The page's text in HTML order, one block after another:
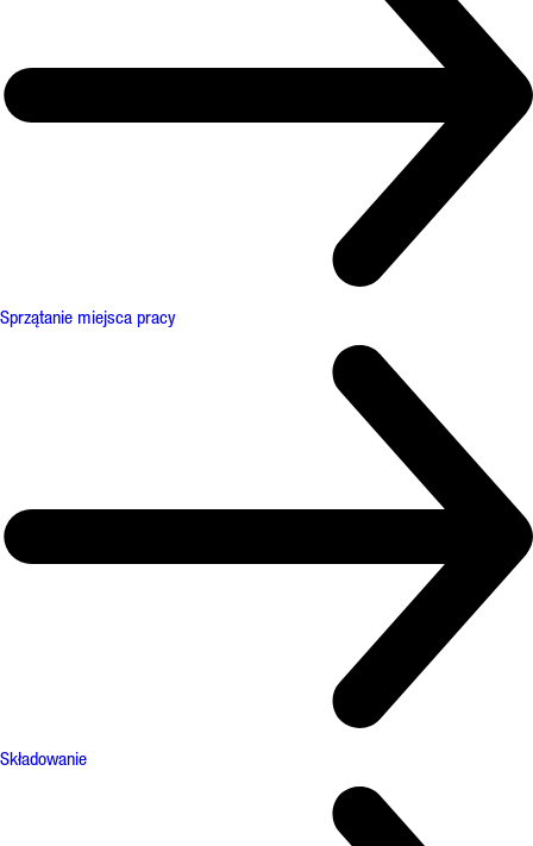
Sprzątanie miejsca pracy
Składowanie